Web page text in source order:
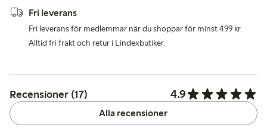
Fri leverans
Fri leverans för medlemmar när du shoppar för minst 499 kr.
Alltid fri frakt och retur i Lindexbutiker.
Recensioner (17) 4.9
Alla recensioner